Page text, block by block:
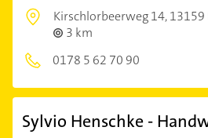
Kirschlorbeerweg 14,13159
3 km
0178 5 62 70 90
Sylvio Henschke -